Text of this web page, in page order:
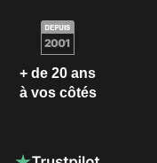
+ de 20 ans
à vos côtés